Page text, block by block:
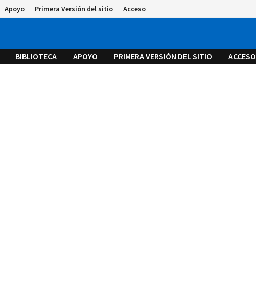
Apoyo Primera Versión del sitio Acceso
BIBLIOTECA APOYO PRIMERA VERSIÓN DEL SITIO ACCESO